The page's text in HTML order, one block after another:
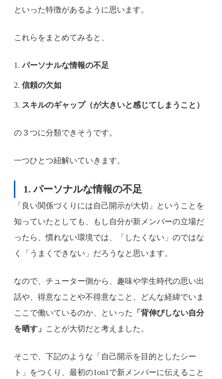
といった特徴があるように思います。
これらをまとめてみると、
パーソナルな情報の不足
信頼の欠如
スキルのギャップ（が大きいと感じてしまうこと）
の３つに分類できそうです。
一つひとつ紐解いていきます。
1. パーソナルな情報の不足
「良い関係づくりには自己開示が大切」ということを
知っていたとしても、もし自分が新メンバーの立場だ
ったら、慣れない環境では、「したくない」のではな
く「うまくできない」だろうなと思います。
なので、チューター側から、趣味や学生時代の思い出
話や、得意なことや不得意なこと、どんな経緯でいま
ここで働いているのか、といった
「背伸びしない自分
を晒す」
ことが大切だと考えました。
そこで、下記のような「自己開示を目的としたシー
ト」をつくり、最初の1on1で新メンバーに伝えること